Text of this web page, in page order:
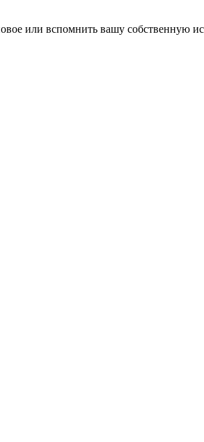
или вспомнить вашу собственную